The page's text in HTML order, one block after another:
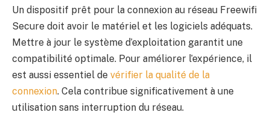
Un dispositif prêt pour la connexion au réseau Freewifi
Secure doit avoir le matériel et les logiciels adéquats.
Mettre à jour le système d’exploitation garantit une
compatibilité optimale. Pour améliorer l’expérience, il
est aussi essentiel de vérifier la qualité de la
connexion. Cela contribue significativement à une
utilisation sans interruption du réseau.